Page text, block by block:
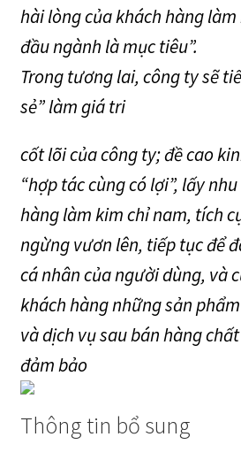
hài lòng của khách hàng
đầu ngành là mục tiêu”.
Trong tương lai, công ty sẽ
sẻ” làm giá tri
cốt lõi của công ty; đề cao
“hợp tác cùng có lợi”, lấy
hàng làm kim chỉ nam, tích
ngừng vươn lên, tiếp tục để
cá nhân của người dùng, và
khách hàng những sản
và dịch vụ sau bán hàng
đảm bảo
Thông tin bổ sung